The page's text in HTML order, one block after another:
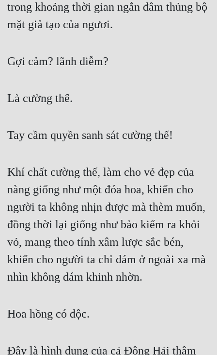
trong khoảng thời gian ngắn đâm thủng bộ
mặt giả tạo của ngươi.
Gợi cảm? lãnh diễm?
Là cường thế.
Tay cầm quyền sanh sát cường thế!
Khí chất cường thế, làm cho vẻ đẹp của
nàng giống như một đóa hoa, khiến cho
người ta không nhịn được mà thèm muốn,
đồng thời lại giống như bảo kiếm ra khỏi
vỏ, mang theo tính xâm lược sắc bén,
khiến cho người ta chỉ dám ở ngoài xa mà
nhìn không dám khinh nhờn.
Hoa hồng có độc.
Đây là hình dung của cả Đông Hải thậm